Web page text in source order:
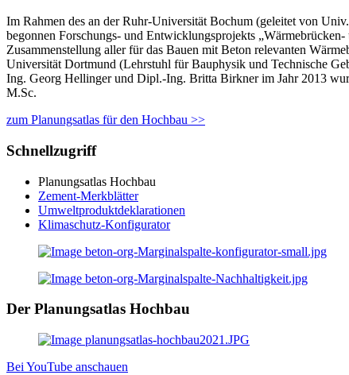
Im Rahmen des an der Ruhr-Universität Bochum (geleitet von
begonnen Forschungs- und Entwicklungsprojekts
Zusammenstellung aller für das Bauen mit Beton relevanten
Universität Dortmund (Lehrstuhl für Bauphysik und Technische
Ing. Georg Hellinger und Dipl.-Ing. Britta Birkner im Jahr 2013
M.Sc.
zum Planungsatlas für den Hochbau >>
Schnellzugriff
Planungsatlas Hochbau
Zement-Merkblätter
Umweltproduktdeklarationen
Klimaschutz-Konfigurator
Der Planungsatlas Hochbau
Bei YouTube anschauen